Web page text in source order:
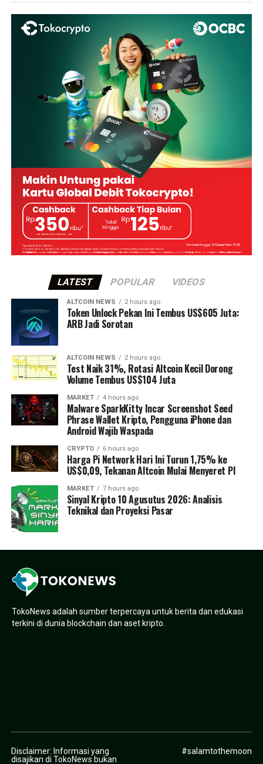
LATEST POPULAR VIDEOS
ALTCOIN NEWS 2 hours ago
Token Unlock Pekan Ini Tembus US$605 Juta:
ARB Jadi Sorotan
ALTCOIN NEWS 2 hours ago
Test Naik 31%, Rotasi Altcoin Kecil Dorong
Volume Tembus US$104 Juta
MARKET 4 hours ago
Malware SparkKitty Incar Screenshot Seed
Phrase Wallet Kripto, Pengguna iPhone dan
Android Wajib Waspada
CRYPTO 6 hours ago
Harga Pi Network Hari Ini Turun 1,75% ke
US$0,09, Tekanan Altcoin Mulai Menyeret PI
MARKET 7 hours ago
Sinyal Kripto 10 Agusutus 2026: Analisis
Teknikal dan Proyeksi Pasar
TokoNews adalah sumber terpercaya untuk berita dan edukasi
terkini di dunia blockchain dan aset kripto.
Disclaimer: Informasi yang
disajikan di TokoNews bukan
#salamtothemoon